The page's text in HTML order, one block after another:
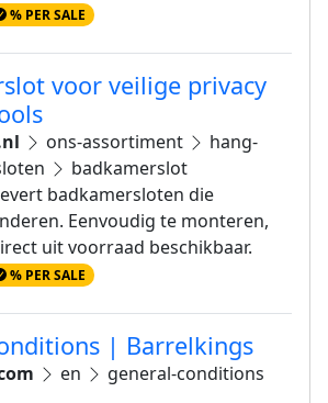
% PER SALE
voor veilige privacy
ons-assortiment
hang-
badkamerslot
badkamersloten die
Eenvoudig te monteren,
uit voorraad beschikbaar.
% PER SALE
| Barrelkings
en general-conditions